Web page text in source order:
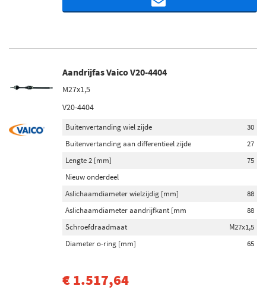
Aandrijfas Vaico V20-4404
M27x1,5
V20-4404
Buitenvertanding wiel zijde
30
Buitenvertanding aan differentieel zijde
27
Lengte 2 [mm]
75
Nieuw onderdeel
Aslichaamdiameter wielzijdig [mm]
88
Aslichaamdiameter aandrijfkant [mm
88
Schroefdraadmaat
M27x1,5
Diameter o-ring [mm]
65
€ 1.517,64